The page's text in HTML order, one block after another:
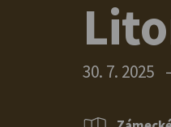
30. 7. 2025